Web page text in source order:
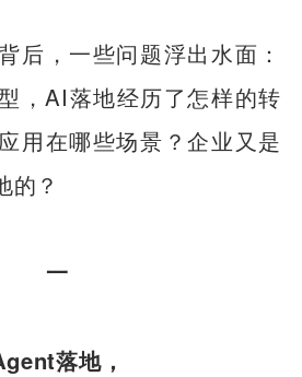
后，一些问题浮出水面：
，AI落地经历了怎样的转
用在哪些场景？企业又是
的？
一
落地，